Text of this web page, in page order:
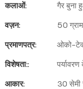
कलाओं:
गैर बुना
वज़न:
50
प्रमाणपत्र:
ओको-
विशेषता::
आकार:
30 सेमी